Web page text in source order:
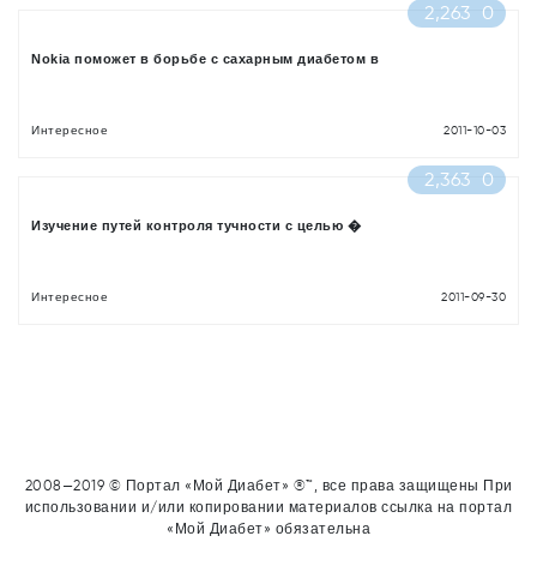
2,263 0
Nokia поможет в борьбе с сахарным диабетом в
Интересное 2011-10-03
2,363 0
Изучение путей контроля тучности с целью �
Интересное 2011-09-30
2008—2019 © Портал «Мой Диабет» ®™, все права защищены При
использовании и/или копировании материалов ссылка на портал
«Мой Диабет» обязательна